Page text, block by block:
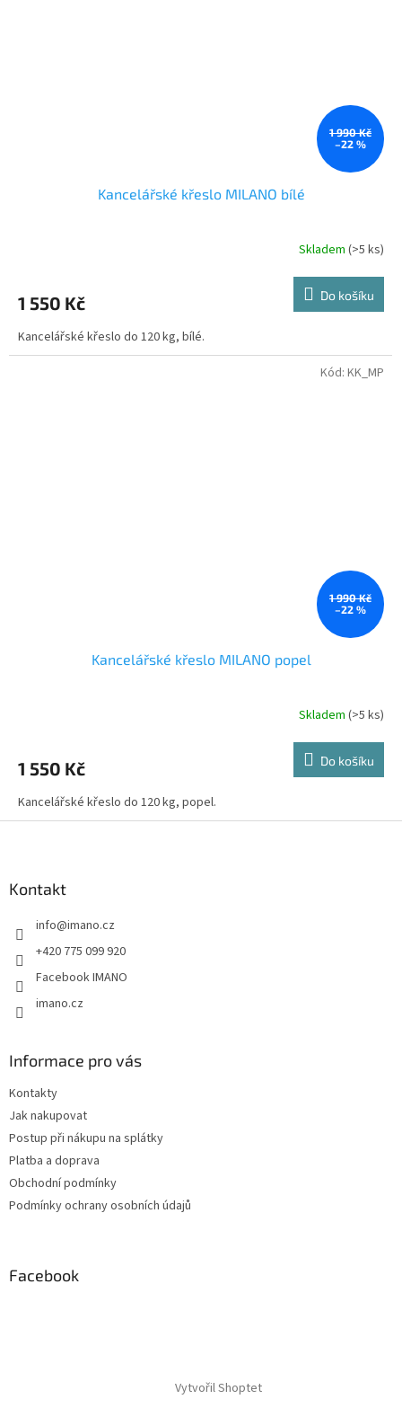
1 990 Kč
–22 %
Kancelářské křeslo MILANO bílé
Skladem (>5 ks)
1 550 Kč Do košíku
Kancelářské křeslo do 120 kg, bílé.
1 990 Kč
–22 %
Kancelářské křeslo MILANO popel
Skladem (>5 ks)
1 550 Kč Do košíku
Kancelářské křeslo do 120 kg, popel.
Kód: KK_MP
Kontakt
info@imano.cz
+420 775 099 920
Facebook IMANO
imano.cz
Informace pro vás
Kontakty
Jak nakupovat
Postup při nákupu na splátky
Platba a doprava
Obchodní podmínky
Podmínky ochrany osobních údajů
Facebook
Vytvořil Shoptet